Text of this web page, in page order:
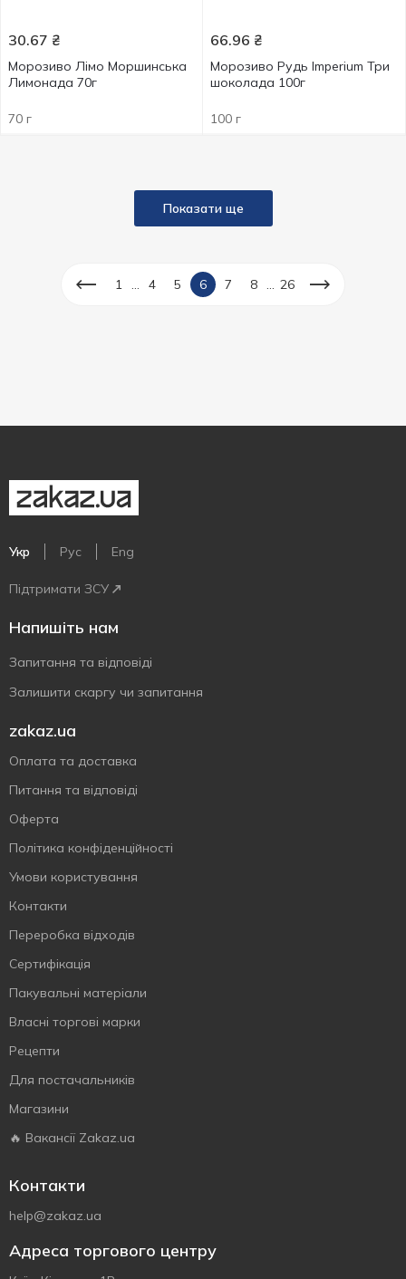
30.67 ₴
Морозиво Лімо Моршинська
Лимонада 70г
70 г
66.96 ₴
Морозиво Рудь Imperium Три
шоколада 100г
100 г
Показати ще
1 4 5 6 7 8 26
Укр Рус Eng
Підтримати ЗСУ
Напишіть нам
Запитання та відповіді
Залишити скаргу чи запитання
zakaz.ua
Оплата та доставка
Питання та відповіді
Оферта
Політика конфіденційності
Умови користування
Контакти
Переробка відходів
Сертифiкацiя
Пакувальні матеріали
Власнi торговi марки
Рецепти
Для постачальників
Магазини
🔥 Вакансії Zakaz.ua
Контакти
help@zakaz.ua
Адреса торгового центру